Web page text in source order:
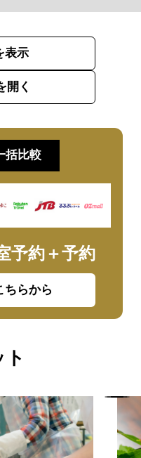
表示
開く
括比較
予約＋予約
ちらから